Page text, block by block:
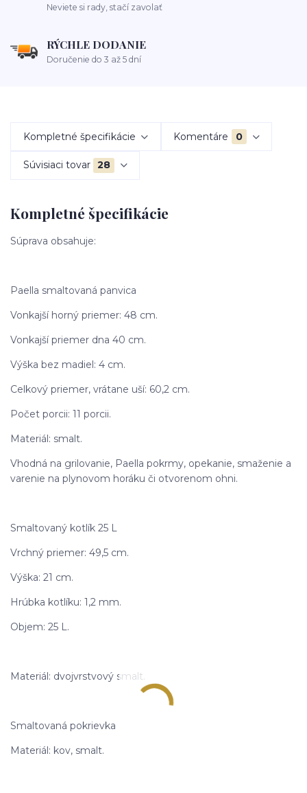
Neviete si rady, stačí zavolať
RÝCHLE DODANIE
Doručenie do 3 až 5 dní
Kompletné špecifikácie Komentáre 0
Súvisiaci tovar 28
Kompletné špecifikácie
Súprava obsahuje:
Paella smaltovaná panvica
Vonkajší horný priemer: 48 cm.
Vonkajší priemer dna 40 cm.
Výška bez madiel: 4 cm.
Celkový priemer, vrátane uší: 60,2 cm.
Počet porcii: 11 porcii.
Materiál: smalt.
Vhodná na grilovanie, Paella pokrmy, opekanie, smaženie a
varenie na plynovom horáku či otvorenom ohni.
Smaltovaný kotlík 25 L
Vrchný priemer: 49,5 cm.
Výška: 21 cm.
Hrúbka kotlíku: 1,2 mm.
Objem: 25 L.
Materiál: dvojvrstvový smalt.
Smaltovaná pokrievka
Materiál: kov, smalt.